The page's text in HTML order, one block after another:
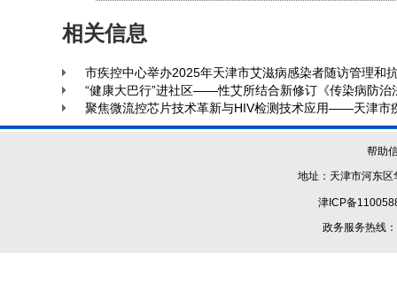
相关信息
市疾控中心举办2025年天津市艾滋病感染者随访管理和
“健康大巴行”进社区——性艾所结合新修订《传染病防治
聚焦微流控芯片技术革新与HIV检测技术应用——天津市
帮助
地址：天津市河
津ICP备
政务服务热线